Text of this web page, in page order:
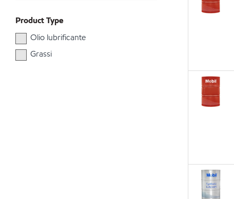
Product Type
Olio lubrificante
Grassi